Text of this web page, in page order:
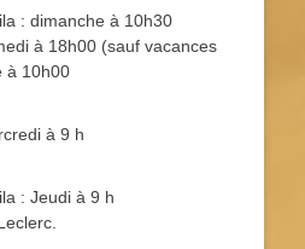
: dimanche à 10h30
à 18h00 (sauf vacances
à 10h00
à 9 h
: Jeudi à 9 h